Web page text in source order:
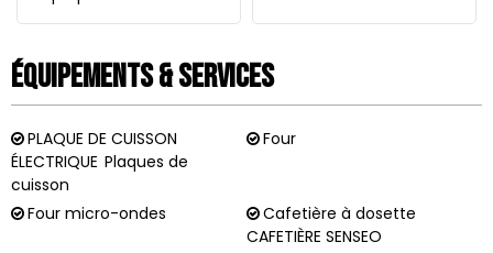
Équipements & Services
PLAQUE DE CUISSON
ÉLECTRIQUE Plaques de
cuisson
Four
Four micro-ondes
Cafetière à dosette
CAFETIÈRE SENSEO